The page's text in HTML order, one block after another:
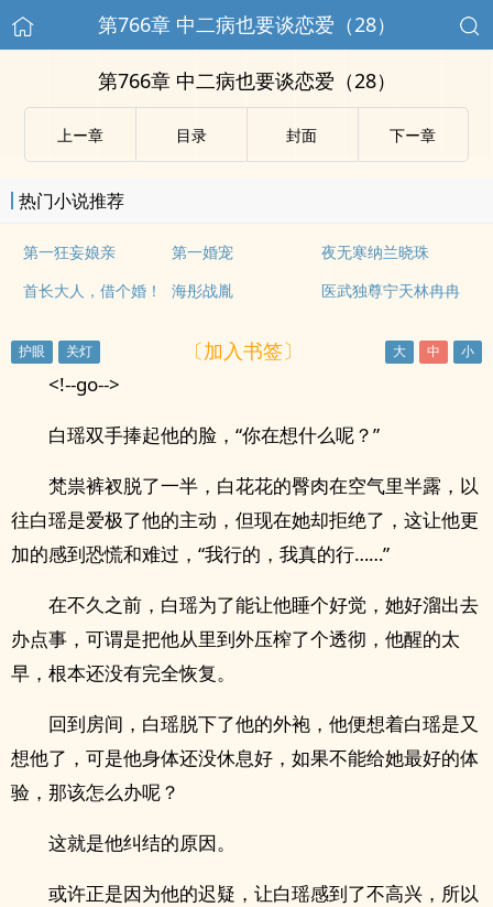
第766章 中二病也要谈恋爱（28）
第766章 中二病也要谈恋爱（28）
上ー章 目录 封面 下ー章
热门小说推荐
第一狂妄娘亲 第一婚宠
夜无寒纳兰晓珠
首长大人，借个婚！
海彤战胤 医武独尊宁天林冉冉
〔加入书签〕
<!--go-->
白瑶双手捧起他的脸，“你在想什么呢？”
梵祟裤衩脱了一半，白花花的臀肉在空气里半露，以
往白瑶是爱极了他的主动，但现在她却拒绝了，这让他更
加的感到恐慌和难过，“我行的，我真的行……”
在不久之前，白瑶为了能让他睡个好觉，她好溜出去
办点事，可谓是把他从里到外压榨了个透彻，他醒的太
早，根本还没有完全恢复。
回到房间，白瑶脱下了他的外袍，他便想着白瑶是又
想他了，可是他身体还没休息好，如果不能给她最好的体
验，那该怎么办呢？
这就是他纠结的原因。
或许正是因为他的迟疑，让白瑶感到了不高兴，所以